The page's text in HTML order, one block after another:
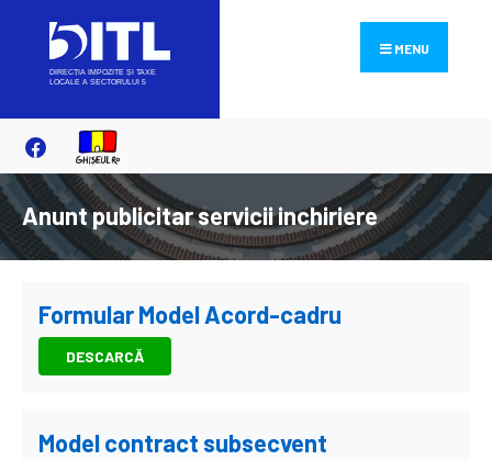
content
MENU
Anunt publicitar servicii inchiriere
Formular Model Acord-cadru
DESCARCĂ
Model contract subsecvent
for: